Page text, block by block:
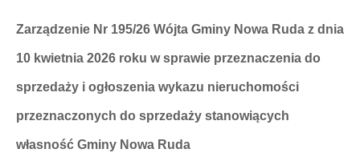
Zarządzenie Nr 195/26 Wójta Gminy Nowa Ruda z dnia
10 kwietnia 2026 roku w sprawie przeznaczenia do
sprzedaży i ogłoszenia wykazu nieruchomości
przeznaczonych do sprzedaży stanowiących
własność Gminy Nowa Ruda